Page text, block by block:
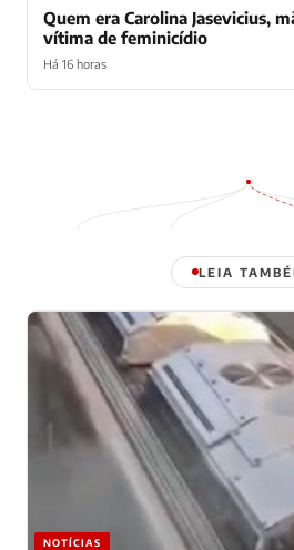
Quem era Carolina Jasevicius,
vítima de feminicídio
Há 16 horas
LEIA
NOTÍCIAS